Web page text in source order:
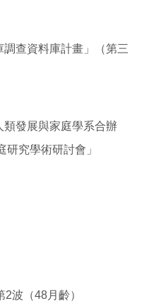
查資料庫計畫」（第三
發展與家庭學系合辦
研究學術研討會」
波（48月齡）